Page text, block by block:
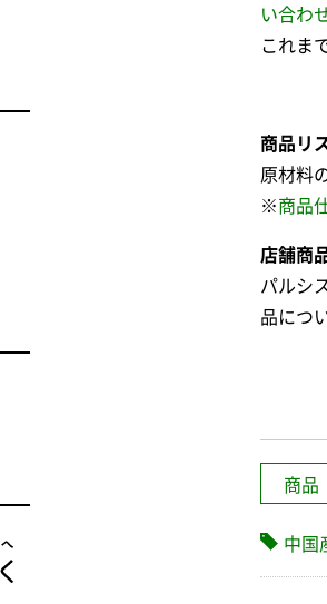
い合わ
これま
商品リ
原材料
※商品
店舗商
パルシ
品につ
商品
中国